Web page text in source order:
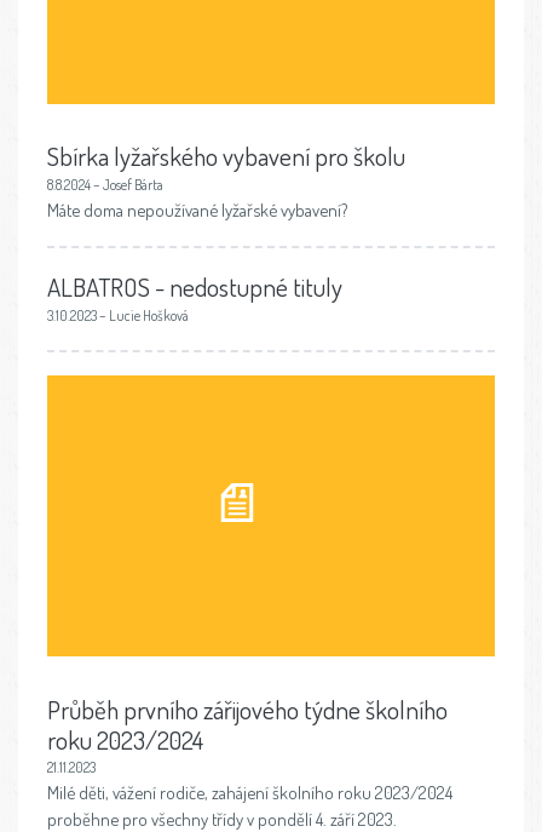
Sbírka lyžařského vybavení pro školu
8.8.2024 – Josef Bárta
Máte doma nepoužívané lyžařské vybavení?
ALBATROS - nedostupné tituly
3.10.2023 – Lucie Hošková
Průběh prvního zářijového týdne školního
roku 2023/2024
21.11.2023
Milé děti, vážení rodiče, zahájení školního roku 2023/2024
proběhne pro všechny třídy v pondělí 4. září 2023.